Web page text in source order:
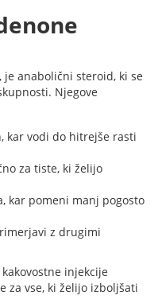
je anabolični steroid, ki se
Njegove
kar vodi do hitrejše rasti
za tiste, ki želijo
kar pomeni manj pogosto
z drugimi
injekcije
za vse, ki želijo izboljšati